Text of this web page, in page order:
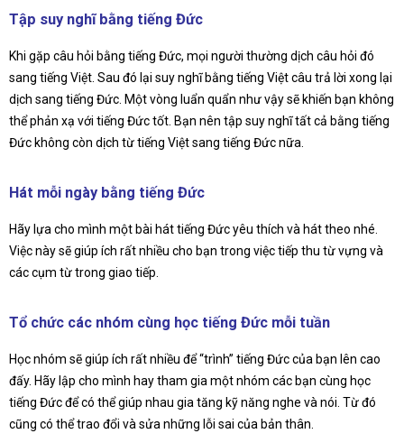
Tập suy nghĩ bằng tiếng Đức
Khi gặp câu hỏi bằng tiếng Đức, mọi người thường dịch câu hỏi đó
sang tiếng Việt. Sau đó lại suy nghĩ bằng tiếng Việt câu trả lời xong lại
dịch sang tiếng Đức. Một vòng luẩn quẩn như vậy sẽ khiến bạn không
thể phản xạ với tiếng Đức tốt. Bạn nên tập suy nghĩ tất cả bằng tiếng
Đức không còn dịch từ tiếng Việt sang tiếng Đức nữa.
Hát mỗi ngày bằng tiếng Đức
Hãy lựa cho mình một bài hát tiếng Đức yêu thích và hát theo nhé.
Việc này sẽ giúp ích rất nhiều cho bạn trong việc tiếp thu từ vựng và
các cụm từ trong giao tiếp.
Tổ chức các nhóm cùng học tiếng Đức mỗi tuần
Học nhóm sẽ giúp ích rất nhiều để “trình” tiếng Đức của bạn lên cao
đấy. Hãy lập cho mình hay tham gia một nhóm các bạn cùng học
tiếng Đức để có thể giúp nhau gia tăng kỹ năng nghe và nói. Từ đó
cũng có thể trao đổi và sửa những lỗi sai của bản thân.